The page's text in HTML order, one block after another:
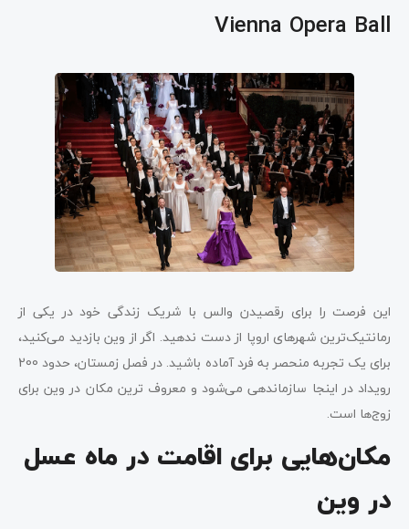
Vienna Opera Ball
این فرصت را برای رقصیدن والس با شریک زندگی خود در یکی از
رمانتیک‌ترین شهرهای اروپا از دست ندهید. اگر از وین بازدید می‌کنید،
برای یک تجربه منحصر به فرد آماده باشید. در فصل زمستان، حدود 200
رویداد در اینجا سازماندهی می‌شود و معروف ترین مکان در وین برای
زوج‌ها است.
مکان‌هایی برای اقامت در ماه عسل
در وین